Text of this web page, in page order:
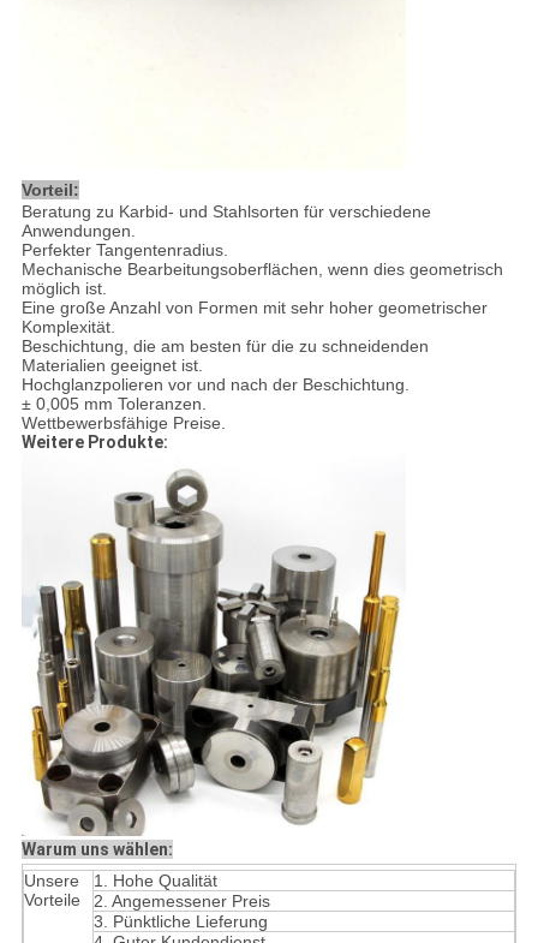
Vorteil:
Beratung zu Karbid- und Stahlsorten für verschiedene
Anwendungen.
Perfekter Tangentenradius.
Mechanische Bearbeitungsoberflächen, wenn dies geometrisch
möglich ist.
Eine große Anzahl von Formen mit sehr hoher geometrischer
Komplexität.
Beschichtung, die am besten für die zu schneidenden
Materialien geeignet ist.
Hochglanzpolieren vor und nach der Beschichtung.
± 0,005 mm Toleranzen.
Wettbewerbsfähige Preise.
Weitere Produkte:
Warum uns wählen:
Unsere
Vorteile
1. Hohe Qualität
2. Angemessener Preis
3. Pünktliche Lieferung